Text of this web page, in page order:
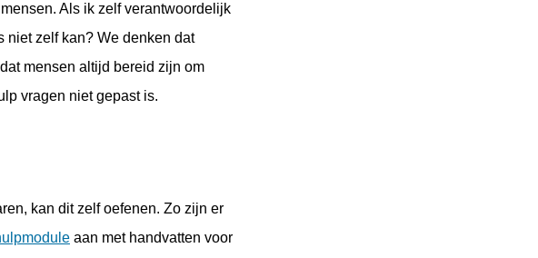
Als ik zelf verantwoordelijk
niet zelf kan? We denken dat
mensen altijd bereid zijn om
vragen niet gepast is.
kan dit zelf oefenen. Zo zijn er
aan met handvatten voor